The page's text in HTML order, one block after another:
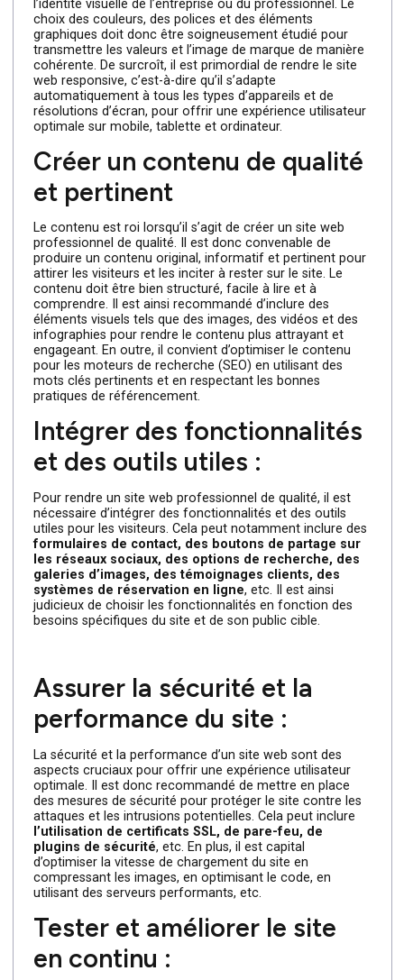
Concevoir une interface
attrayante et responsive
La conception visuelle du site web est un aspect vital de
sa création. Il est crucial de créer une interface
attrayante, professionnelle et en adéquation avec
choix des couleurs, des polices et des éléments
graphiques doit donc être soigneusement étudié pour
transmettre les valeurs et l’image de marque de manière
web responsive, c’est-à-dire qu’il s’adapte
automatiquement à tous les types d’appareils et de
résolutions d’écran, pour offrir une expérience
optimale sur mobile, tablette et ordinateur.
Créer un contenu de qualité
et pertinent
Le contenu est roi lorsqu’il s’agit de créer un site web
produire un contenu original, informatif et pertinent
attirer les visiteurs et les inciter à rester sur le site. Le
contenu doit être bien structuré, facile à lire et à
éléments visuels tels que des images, des vidéos et des
infographies pour rendre le contenu plus attrayant et
engageant. En outre, il convient d’optimiser le contenu
pour les moteurs de recherche (SEO) en utilisant des
mots clés pertinents et en respectant les bonnes
pratiques de référencement.
Intégrer des fonctionnalités
Pour rendre un site web professionnel de qualité, il est
nécessaire d’intégrer des fonctionnalités et des outils
utiles pour les visiteurs. Cela peut notamment inclure
formulaires de contact, des boutons de partage sur
les réseaux sociaux, des options de recherche, des
galeries d’images, des témoignages clients, des
systèmes de réservation en ligne, etc. Il est ainsi
judicieux de choisir les fonctionnalités en fonction des
besoins spécifiques du site et de son public cible.
Assurer la sécurité et la
performance du site :